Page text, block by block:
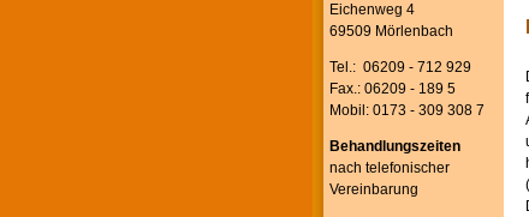
Eichenweg 4
69509 Mörlenbach
Tel.: 06209 - 712 929
Fax.: 06209 - 189 5
Mobil: 0173 - 309 308 7
Behandlungszeiten
nach telefonischer
Vereinbarung